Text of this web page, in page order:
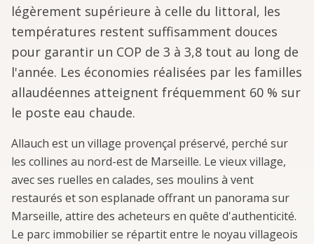
légèrement supérieure à celle du littoral, les
températures restent suffisamment douces
pour garantir un COP de 3 à 3,8 tout au long de
l'année. Les économies réalisées par les familles
allaudéennes atteignent fréquemment 60 % sur
le poste eau chaude.
Allauch est un village provençal préservé, perché sur
les collines au nord-est de Marseille. Le vieux village,
avec ses ruelles en calades, ses moulins à vent
restaurés et son esplanade offrant un panorama sur
Marseille, attire des acheteurs en quête d'authenticité.
Le parc immobilier se répartit entre le noyau villageois